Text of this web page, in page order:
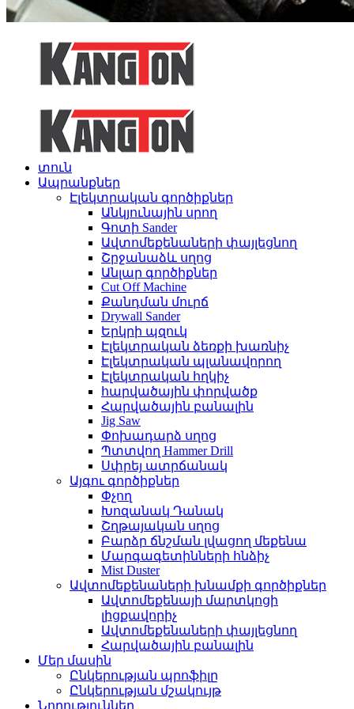
տուն
Ապրանքներ
Էլեկտրական գործիքներ
Անկյունային սրող
Գոտի Sander
Ավտոմեքենաների փայլեցնող
Շրջանաձև սղոց
Անլար գործիքներ
Cut Off Machine
Քանդման մուրճ
Drywall Sander
Երկրի պզուկ
Էլեկտրական ձեռքի խառնիչ
Էլեկտրական պլանավորող
Էլեկտրական հղկիչ
հարվածային փորվածք
Հարվածային բանալին
Jig Saw
Փոխադարձ սղոց
Պտտվող Hammer Drill
Սփրեյ ատրճանակ
Այգու գործիքներ
Փչող
Խոզանակ Դանակ
Շղթայական սղոց
Բարձր ճնշման լվացող մեքենա
Մարգագետինների հնձիչ
Mist Duster
Ավտոմեքենաների խնամքի գործիքներ
Ավտոմեքենայի մարտկոցի
լիցքավորիչ
Ավտոմեքենաների փայլեցնող
Հարվածային բանալին
Մեր մասին
Ընկերության պրոֆիլը
Ընկերության մշակույթ
Նորություններ